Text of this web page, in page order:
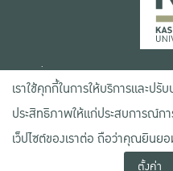
เลขที่ 50 ถนนงามวงศ์วาน แขวง
โทรศัพท์ +66
เงื่อนไขกา
ข้อตกลง
นโยบาย
เราใช้คุกกี้ในการให้บริการและป
ประสิทธิภาพให้แก่ประสบการณ์
เว็ปไซต์ของเราต่อ ถือว่าคุณยินย
ตั้งค่า